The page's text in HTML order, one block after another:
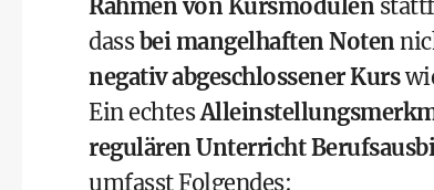
Rahmen von Kursmodulen
dassbei mangelhaften Noten
negativ abgeschlossener Kurs
Ein echtes
regulären Unterricht
umfasst Folgendes: